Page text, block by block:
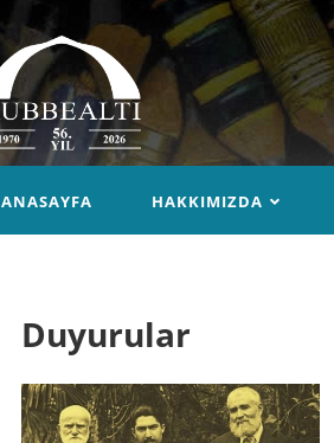
ANASAYFA HAKKIMIZDA
Duyurular